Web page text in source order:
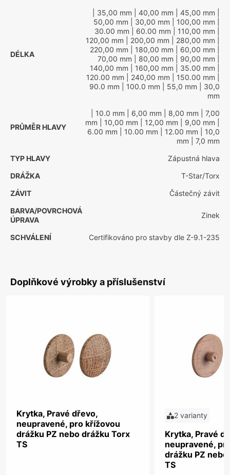
DÉLKA
| 35,00 mm | 40,00 mm | 45,00 mm
50,00 mm | 30,00 mm | 100,00 mm
30.00 mm | 60.00 mm | 110,00 mm
120,00 mm | 200,00 mm | 280,00 mm
220,00 mm | 180,00 mm | 60,00 mm
70,00 mm | 80,00 mm | 90,00 mm
140,00 mm | 160,00 mm | 35.00 mm
120.00 mm | 240,00 mm | 150.00 mm
90.0 mm | 100.0 mm | 55,0 mm | 30,0
mm
PRŮMĚR HLAVY
| 10.0 mm | 6,00 mm | 8,00 mm | 7,00
mm | 10,00 mm | 12,00 mm | 9,00 mm
6.00 mm | 10.00 mm | 12.00 mm | 10,0
mm | 7,0 mm
TYP HLAVY
Zápustná hlava
DRÁŽKA
T-Star/Torx
ZÁVIT
Částečný závit
BARVA/POVRCHOVÁ
ÚPRAVA
Zinek
SCHVÁLENÍ Certifikováno pro stavby dle Z-9.1-235
Doplňkové výrobky a příslušenství
Krytka, Pravé dřevo,
neupravené, pro křížovou
drážku PZ nebo drážku Torx
TS
2 varianty
Krytka, Pravé
neupravené,
drážku PZ
TS